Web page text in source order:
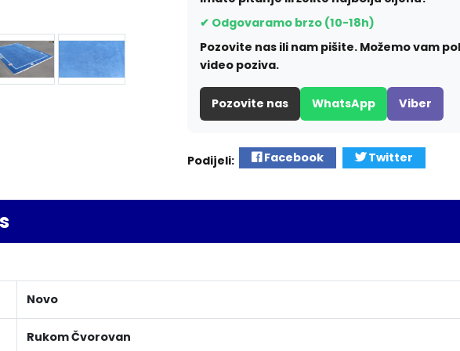
✔ Odgovaramo brzo (10-18h)
Pozovite nas ili nam pišite. Možemo vam
video poziva.
Pozovite nas WhatsApp Viber
Podijeli: Facebook Twitter
Novo
Rukom Čvorovan